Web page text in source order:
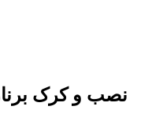
نصب و کرک